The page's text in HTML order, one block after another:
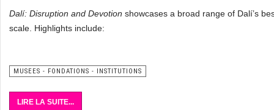
Dalí: Disruption and Devotion showcases a broad range of Dalí’s
scale. Highlights include:
MUSEES - FONDATIONS - INSTITUTIONS
LIRE LA SUITE...